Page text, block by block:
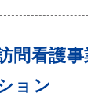
問看護
ョン